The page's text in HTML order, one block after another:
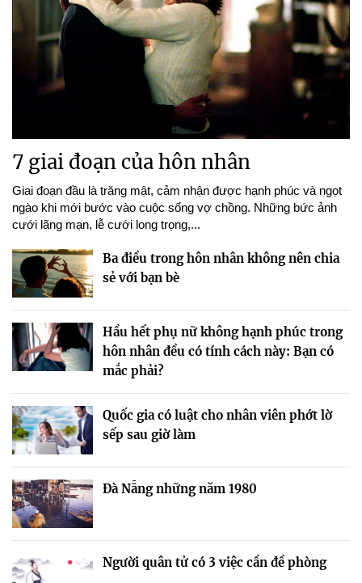
7 giai đoạn của hôn nhân
Giai đoạn đầu là trăng mật, cảm nhận được hạnh phúc và ngọt
ngào khi mới bước vào cuộc sống vợ chồng. Những bức ảnh
cưới lãng mạn, lễ cưới long trọng,...
Ba điều trong hôn nhân không nên chia
sẻ với bạn bè
Hầu hết phụ nữ không hạnh phúc trong
hôn nhân đều có tính cách này: Bạn có
mắc phải?
Quốc gia có luật cho nhân viên phớt lờ
sếp sau giờ làm
Đà Nẵng những năm 1980
Người quân tử có 3 việc cần đề phòng